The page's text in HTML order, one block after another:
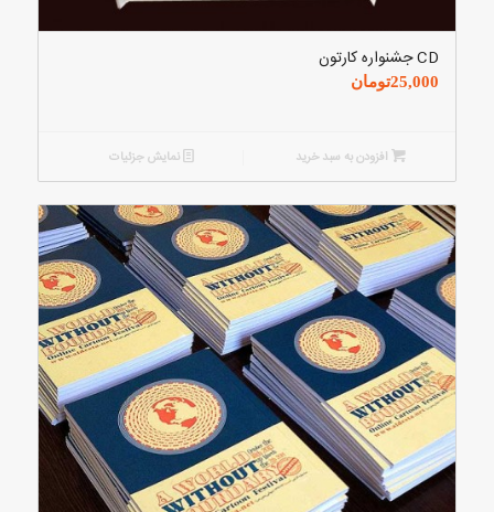
CD جشنواره کارتون
25,000تومان
افزودن به سبد خرید نمایش جزئیات